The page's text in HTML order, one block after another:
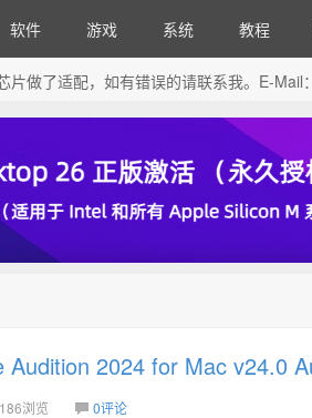
软件 游戏 系统 教程
做了适配，如有错误的请联系我。E-Mail：
Audition 2024 for Mac v24.0
浏览 0评论